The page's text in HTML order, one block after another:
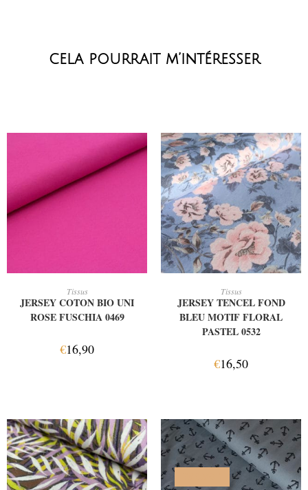
cela pourrait m’intéresser
Tissus
JERSEY COTON BIO UNI
ROSE FUSCHIA 0469
€16,90
Tissus
JERSEY TENCEL FOND
BLEU MOTIF FLORAL
PASTEL 0532
€16,50